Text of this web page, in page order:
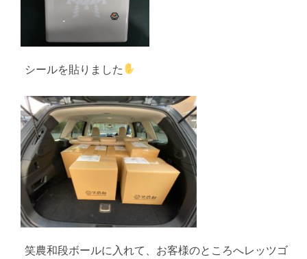
シールを貼りました
笑農和段ボールに入れて、お客様のところへレッツゴ